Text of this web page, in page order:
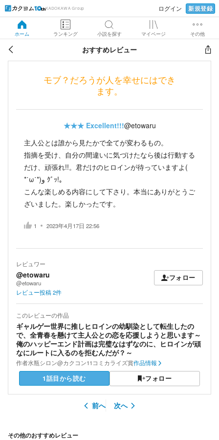
KADOKAWA Group ログイン 新規登録
ホーム ランキング 小説を探す マイページ その他
おすすめレビュー
モブ？だろうが人を幸せにはでき
ます。
★★★ Excellent!!!@etowaru
主人公とは誰から見たかで全てが変わるもの。
指摘を受け、自分の間違いに気づけたなら後は行動する
だけ、頑張れ!!。君だけのヒロインが待っていますよ(
*˙ω˙*)و ｸﾞｯ!｡
こんな楽しめる内容にして下さり。本当にありがとうご
ざいました。楽しかったです。
1 2023年4月17日 22:56
レビュワー
@etowaru
@etowaru
フォロー
レビュー投稿2件
このレビューの作品
ギャルゲー世界に推しヒロインの幼馴染として転生したの
で、全青春を懸けて主人公との恋を応援しようと思います～
俺のハッピーエンド計画は完璧なはずなのに、ヒロインが頑
なにルートに入るのを拒むんだが？～
作者水瓶シロン@カクコン11コミカライズ賞作品情報
1話目から読む フォロー
前へ 次へ
その他のおすすめレビュー